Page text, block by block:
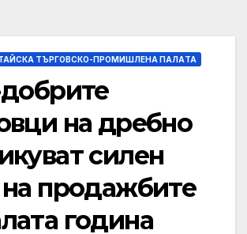
ТЪРГОВСКО-ПРОМИШЛЕНА ПАЛAТА
на дребно
силен
продажбите
година